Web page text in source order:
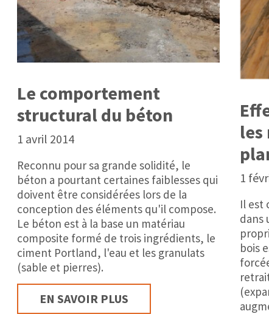
Le comportement
structural du béton
1 avril 2014
Reconnu pour sa grande solidité, le
béton a pourtant certaines faiblesses qui
doivent être considérées lors de la
conception des éléments qu'il compose.
Le béton est à la base un matériau
composite formé de trois ingrédients, le
ciment Portland, l'eau et les granulats
(sable et pierres).
EN SAVOIR PLUS
les
1
Il est
dans
bois